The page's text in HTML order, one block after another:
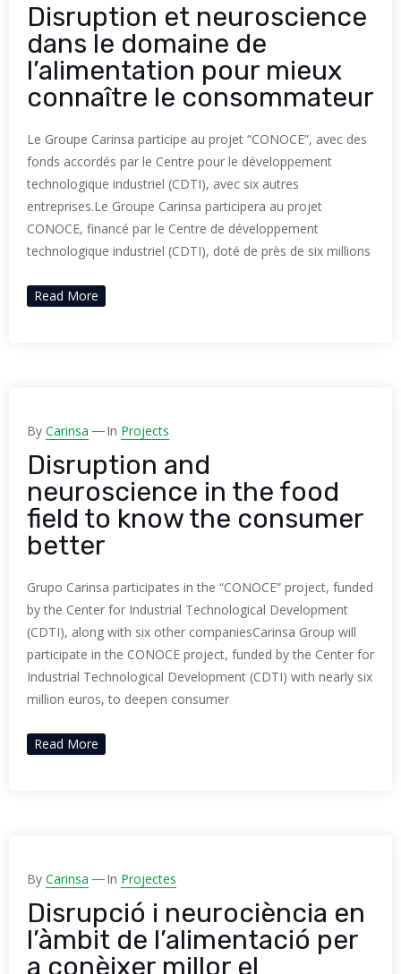
Disruption et neuroscience
dans le domaine de
l’alimentation pour mieux
connaître le consommateur
Le Groupe Carinsa participe au projet “CONOCE”, avec des
fonds accordés par le Centre pour le développement
technologique industriel (CDTI), avec six autres
entreprises.Le Groupe Carinsa participera au projet
CONOCE, financé par le Centre de développement
technologique industriel (CDTI), doté de près de six millions
Read More
By Carinsa In Projects
Disruption and
neuroscience in the food
field to know the consumer
better
Grupo Carinsa participates in the “CONOCE” project, funded
by the Center for Industrial Technological Development
(CDTI), along with six other companiesCarinsa Group will
participate in the CONOCE project, funded by the Center for
Industrial Technological Development (CDTI) with nearly six
million euros, to deepen consumer
Read More
By Carinsa In Projectes
Disrupció i neurociència en
l’àmbit de l’alimentació per
a conèixer millor el